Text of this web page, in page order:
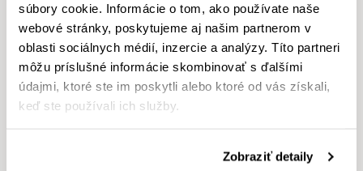
súbory cookie. Informácie o tom, ako používate naše
webové stránky, poskytujeme aj našim partnerom v
oblasti sociálnych médií, inzercie a analýzy. Títo partneri
môžu príslušné informácie skombinovať s ďalšími
údajmi, ktoré ste im poskytli alebo ktoré od vás získali,
keď ste používali ich služby.
Zobraziť detaily
MOŽNOSŤ ODPOČTU DPH
Áno
DOPLŇUJÚCE INFORMÁCIE